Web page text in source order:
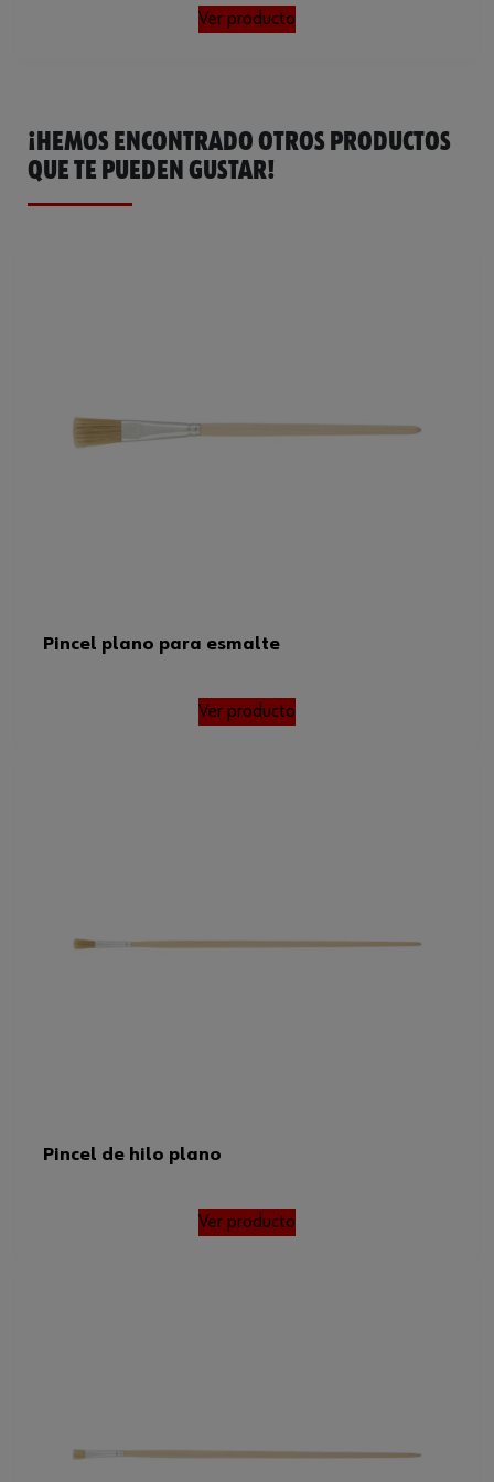
Ver producto
¡HEMOS ENCONTRADO OTROS PRODUCTOS
QUE TE PUEDEN GUSTAR!
Pincel plano para esmalte
Ver producto
Pincel de hilo plano
Ver producto